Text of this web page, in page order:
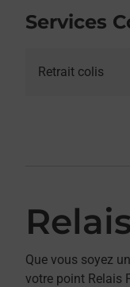
Services
Retrait colis
Que vous soyez
votre point Relais